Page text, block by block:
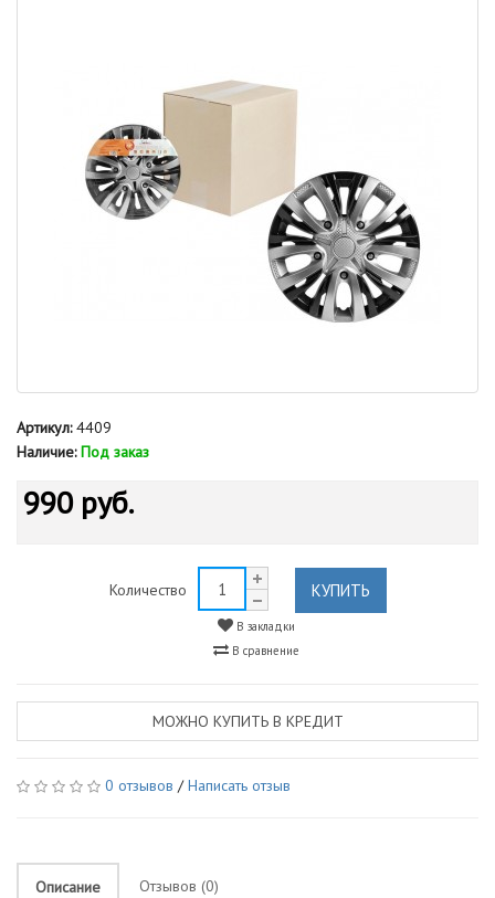
Артикул:4409
Наличие: Под заказ
990 руб.
Количество КУПИТЬ
В закладки
В сравнение
МОЖНО КУПИТЬ В КРЕДИТ
0 отзывов /Написать отзыв
Описание Отзывов (0)